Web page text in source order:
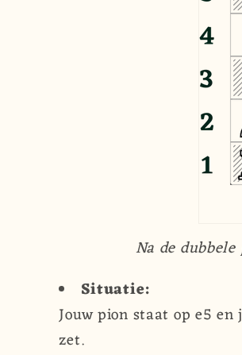
Na de
Situatie:
Jouw pion staat op e5
zet.